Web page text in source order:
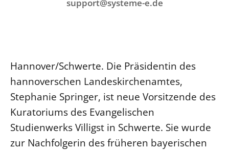
support@systeme-e.de
Hannover/Schwerte. Die Präsidentin des
hannoverschen Landeskirchenamtes,
Stephanie Springer, ist neue Vorsitzende des
Kuratoriums des Evangelischen
Studienwerks Villigst in Schwerte. Sie wurde
zur Nachfolgerin des früheren bayerischen
LANDESKIRCHENAMT
Willkommen
Kollegium
Abteilungen des Landeskirchenamts
Rechnungsprüfungsamt
Fachstelle Sexualisierte Gewalt
Positionen
Ökumene
Religionen
Erneuerbare Energien
Mobilität
Naturschutz
Gebäude
Barrierefreiheit
Freie Stellen
Service für Gemeinden
Suche